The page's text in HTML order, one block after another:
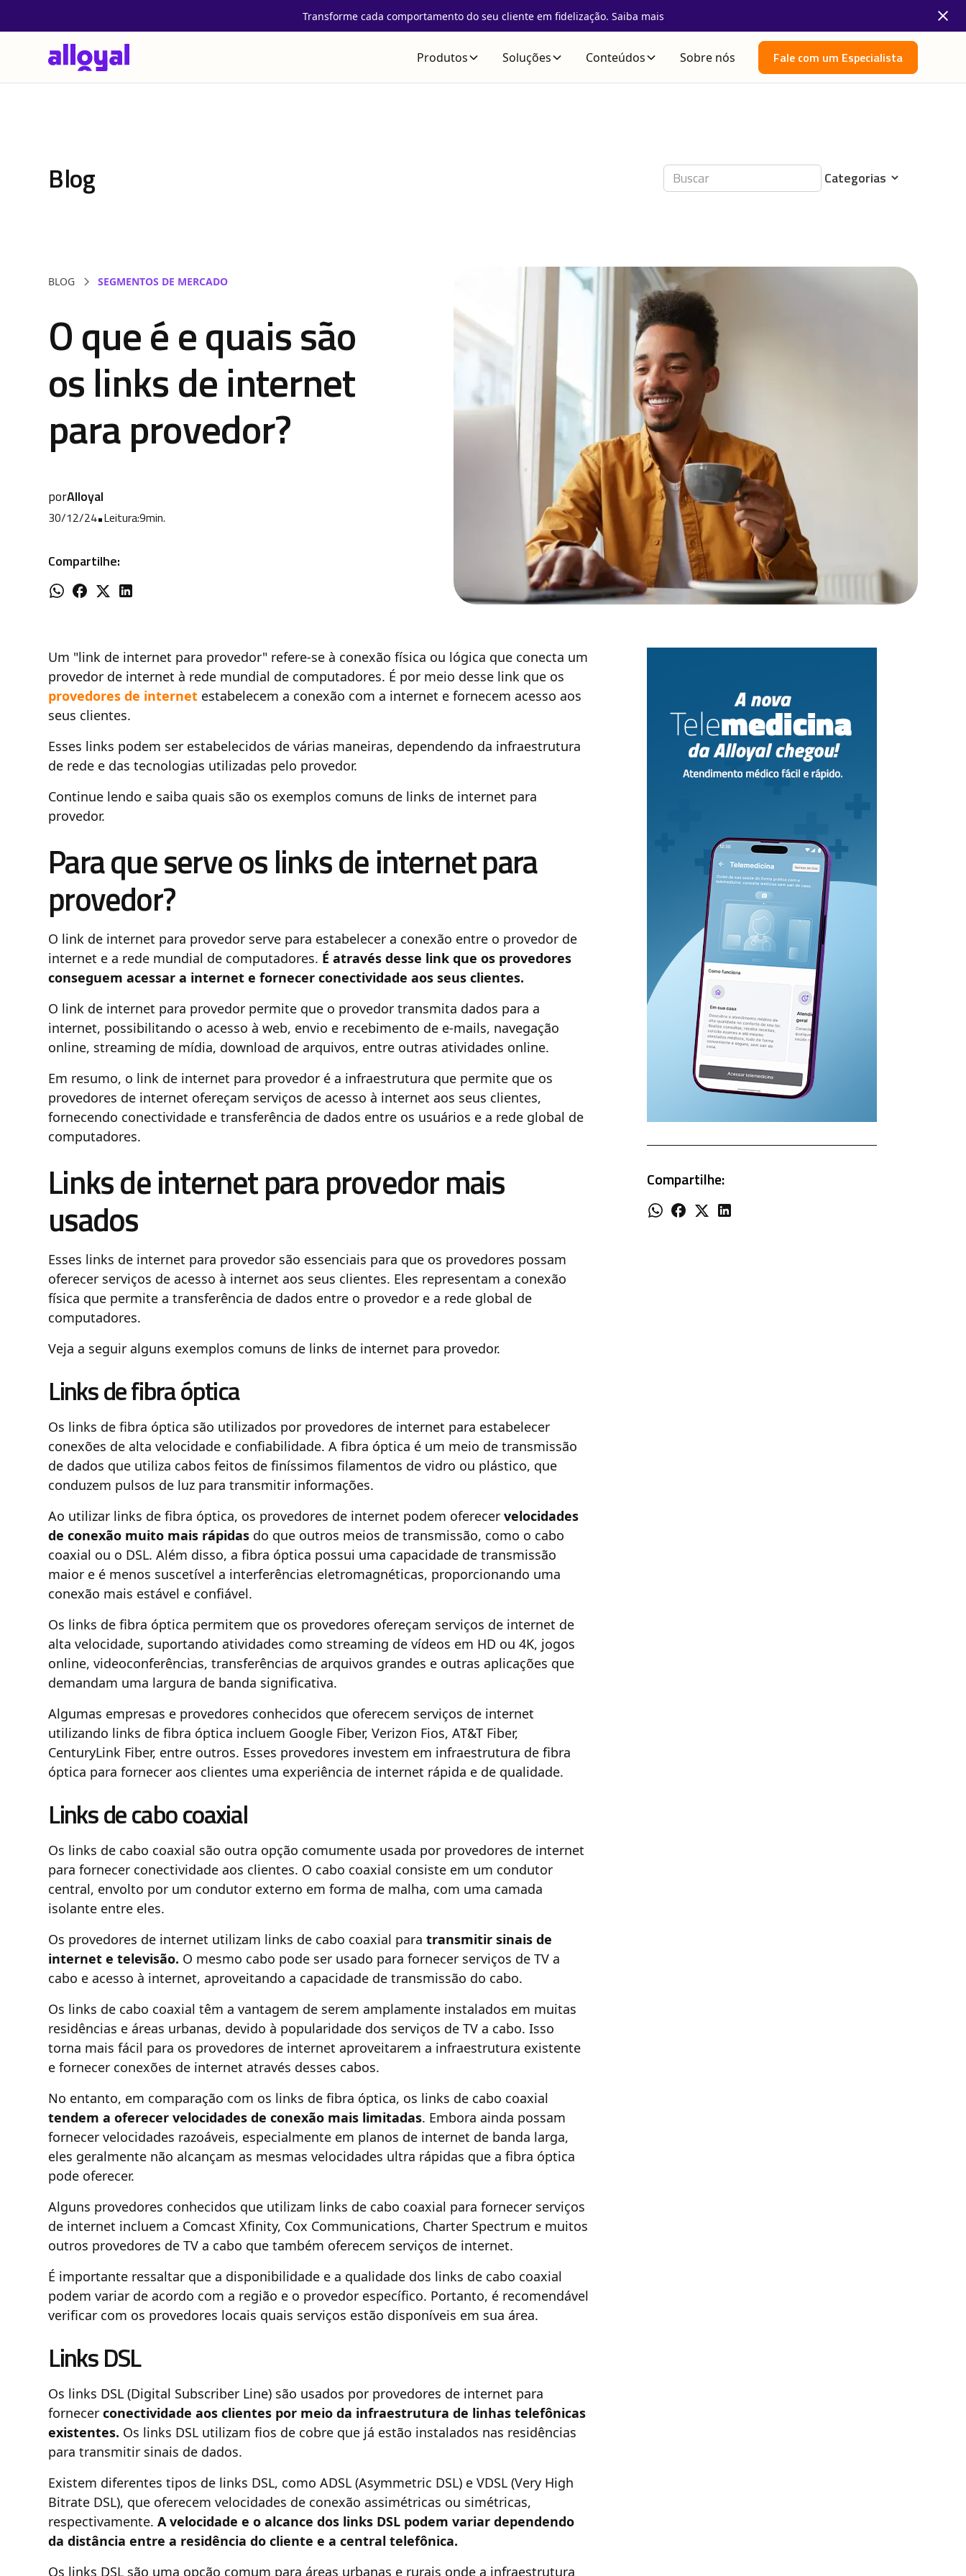
Transforme cada comportamento do seu cliente em fidelização. Saiba mais
Produtos Soluções Conteúdos Sobre nós Fale com um Especialista
Blog
BLOG SEGMENTOS DE MERCADO
O que é e quais são
os links de internet
para provedor?
porAlloyal
30/12/24•Leitura:9min.
Compartilhe:
Um "link de internet para provedor" refere-se à conexão física ou lógica que conecta um
provedor de internet à rede mundial de computadores. É por meio desse link que os
provedores de internet estabelecem a conexão com a internet e fornecem acesso aos
seus clientes.
Esses links podem ser estabelecidos de várias maneiras, dependendo da infraestrutura
de rede e das tecnologias utilizadas pelo provedor.
Continue lendo e saiba quais são os exemplos comuns de links de internet para
provedor.
Para que serve os links de internet para
provedor?
O link de internet para provedor serve para estabelecer a conexão entre o provedor de
internet e a rede mundial de computadores. É através desse link que os provedores
conseguem acessar a internet e fornecer conectividade aos seus clientes.
O link de internet para provedor permite que o provedor transmita dados para a
internet, possibilitando o acesso à web, envio e recebimento de e-mails, navegação
online, streaming de mídia, download de arquivos, entre outras atividades online.
Em resumo, o link de internet para provedor é a infraestrutura que permite que os
provedores de internet ofereçam serviços de acesso à internet aos seus clientes,
fornecendo conectividade e transferência de dados entre os usuários e a rede global de
computadores.
Links de internet para provedor mais
usados
Esses links de internet para provedor são essenciais para que os provedores possam
oferecer serviços de acesso à internet aos seus clientes. Eles representam a conexão
física que permite a transferência de dados entre o provedor e a rede global de
computadores.
Veja a seguir alguns exemplos comuns de links de internet para provedor.
Links de fibra óptica
Os links de fibra óptica são utilizados por provedores de internet para estabelecer
conexões de alta velocidade e confiabilidade. A fibra óptica é um meio de transmissão
de dados que utiliza cabos feitos de finíssimos filamentos de vidro ou plástico, que
conduzem pulsos de luz para transmitir informações.
Ao utilizar links de fibra óptica, os provedores de internet podem oferecervelocidades
de conexão muito mais rápidas do que outros meios de transmissão, como o cabo
coaxial ou o DSL. Além disso, a fibra óptica possui uma capacidade de transmissão
maior e é menos suscetível a interferências eletromagnéticas, proporcionando uma
conexão mais estável e confiável.
Os links de fibra óptica permitem que os provedores ofereçam serviços de internet de
alta velocidade, suportando atividades como streaming de vídeos em HD ou 4K, jogos
online, videoconferências, transferências de arquivos grandes e outras aplicações que
demandam uma largura de banda significativa.
Algumas empresas e provedores conhecidos que oferecem serviços de internet
utilizando links de fibra óptica incluem Google Fiber, Verizon Fios, AT&T Fiber,
CenturyLink Fiber, entre outros. Esses provedores investem em infraestrutura de fibra
óptica para fornecer aos clientes uma experiência de internet rápida e de qualidade.
Links de cabo coaxial
Os links de cabo coaxial são outra opção comumente usada por provedores de internet
para fornecer conectividade aos clientes. O cabo coaxial consiste em um condutor
central, envolto por um condutor externo em forma de malha, com uma camada
isolante entre eles.
Os provedores de internet utilizam links de cabo coaxial para transmitir sinais de
internet e televisão. O mesmo cabo pode ser usado para fornecer serviços de TV a
cabo e acesso à internet, aproveitando a capacidade de transmissão do cabo.
Os links de cabo coaxial têm a vantagem de serem amplamente instalados em muitas
residências e áreas urbanas, devido à popularidade dos serviços de TV a cabo. Isso
torna mais fácil para os provedores de internet aproveitarem a infraestrutura existente
e fornecer conexões de internet através desses cabos.
No entanto, em comparação com os links de fibra óptica, os links de cabo coaxial
tendem a oferecer velocidades de conexão mais limitadas. Embora ainda possam
fornecer velocidades razoáveis, especialmente em planos de internet de banda larga,
eles geralmente não alcançam as mesmas velocidades ultra rápidas que a fibra óptica
pode oferecer.
Alguns provedores conhecidos que utilizam links de cabo coaxial para fornecer serviços
de internet incluem a Comcast Xfinity, Cox Communications, Charter Spectrum e muitos
outros provedores de TV a cabo que também oferecem serviços de internet.
É importante ressaltar que a disponibilidade e a qualidade dos links de cabo coaxial
podem variar de acordo com a região e o provedor específico. Portanto, é recomendável
verificar com os provedores locais quais serviços estão disponíveis em sua área.
Links DSL
Os links DSL (Digital Subscriber Line) são usados por provedores de internet para
fornecer conectividade aos clientes por meio da infraestrutura de linhas telefônicas
existentes. Os links DSL utilizam fios de cobre que já estão instalados nas residências
para transmitir sinais de dados.
Existem diferentes tipos de links DSL, como ADSL (Asymmetric DSL) e VDSL (Very High
Bitrate DSL), que oferecem velocidades de conexão assimétricas ou simétricas,
respectivamente. A velocidade e o alcance dos links DSL podem variar dependendo
da distância entre a residência do cliente e a central telefônica.
Os links DSL são uma opção comum para áreas urbanas e rurais onde a infraestrutura
Compartilhe: